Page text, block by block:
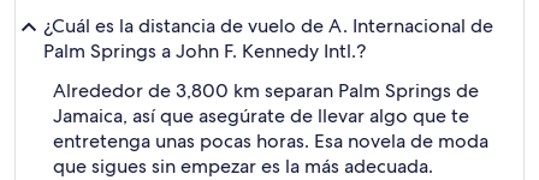
¿Cuál es la distancia de vuelo de A. Internacional de
Palm Springs a John F. Kennedy Intl.?
Alrededor de 3,800 km separan Palm Springs de
Jamaica, así que asegúrate de llevar algo que te
entretenga unas pocas horas. Esa novela de moda
que sigues sin empezar es la más adecuada.